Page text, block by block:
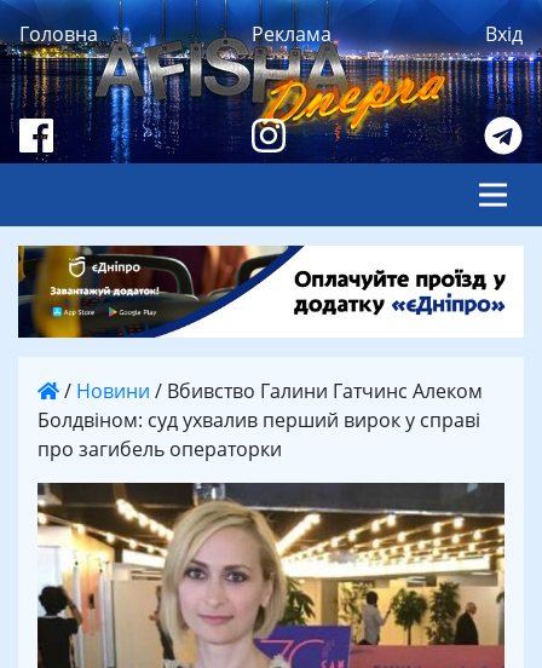
Головна Реклама Вхід
/ Новини / Вбивство Галини Гатчинс Алеком
Болдвіном: суд ухвалив перший вирок у справі
про загибель операторки